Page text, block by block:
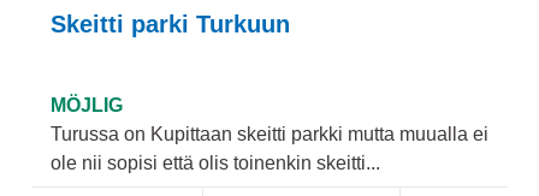
Skeitti parki Turkuun
MÖJLIG
Turussa on Kupittaan skeitti parkki mutta muualla ei
ole nii sopisi että olis toinenkin skeitti...